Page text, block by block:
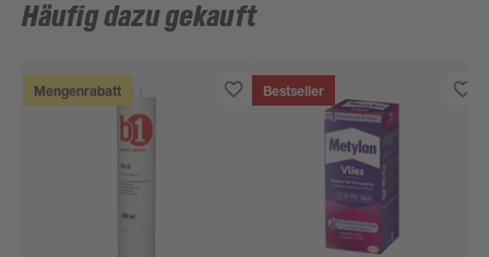
Häufig dazu gekauft
Mengenrabatt Bestseller